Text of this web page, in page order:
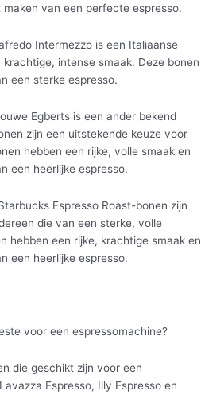
van een perfecte espresso.
Intermezzo is een Italiaanse
intense smaak. Deze bonen
een sterke espresso.
Egberts is een ander bekend
zijn een uitstekende keuze voor
hebben een rijke, volle smaak en
een heerlijke espresso.
Espresso Roast-bonen zijn
die van een sterke, volle
hebben een rijke, krachtige smaak en
een heerlijke espresso.
voor een espressomachine?
die geschikt zijn voor een
Espresso, Illy Espresso en